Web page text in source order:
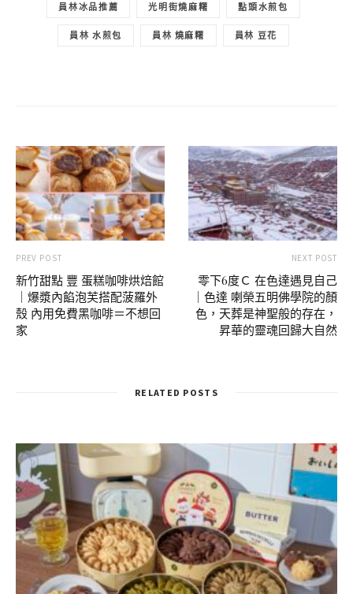
員林冰品推薦 光明街燒麻糬 點頭水煎包
員林 水煎包 員林 燒麻糬 員林 豆花
PREV POST
新竹甜點 豐 蛋糕咖啡烘焙館
｜爆漿內餡泡芙搭配菠羅外
殼 內用免費黑咖啡＝不想回
家
NEXT POST
零下6度Ｃ 在色達遇見自己
｜色達 喇榮五明佛學院的顏
色，天葬是神聖般的存在，
昇華的靈魂回歸大自然
RELATED POSTS